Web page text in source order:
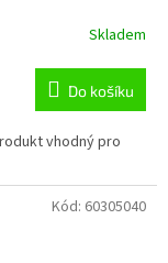
Skladem
Do košíku
vhodný pro
Kód: 60305040